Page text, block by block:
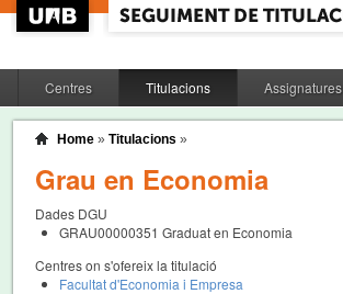
Centres Titulacions Assignatures
Home » Titulacions »
Grau en Economia
Dades DGU
GRAU00000351 Graduat en Economia
Centres on s'ofereix la titulació
Facultat d'Economia i Empresa